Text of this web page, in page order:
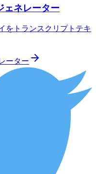
ェネレーター
をトランスクリプトテキ
ーター